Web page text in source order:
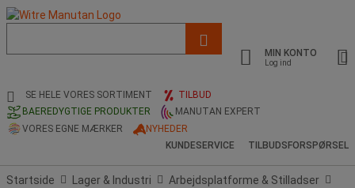
og
søgehistorik
MIN KONTO
Log ind
SE HELE VORES SORTIMENT
TILBUD
BAEREDYGTIGE PRODUKTER
MANUTAN EXPERT
VORES EGNE MÆRKER
NYHEDER
KUNDESERVICE
TILBUDSFORSPØRSEL
Startside Lager & Industri
Arbejdsplatforme & Stilladser